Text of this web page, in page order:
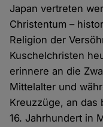
Japan vertreten
Christentum –
Religion der
Kuschelchristen
erinnere an die
Mittelalter und
Kreuzzüge, an das
16. Jahrhundert in